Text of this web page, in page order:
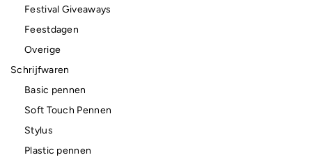
Festival Giveaways
Feestdagen
Overige
Schrijfwaren
Basic pennen
Soft Touch Pennen
Stylus
Plastic pennen